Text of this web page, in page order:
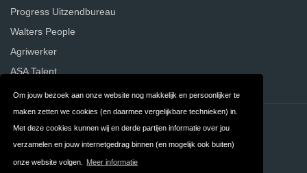
Om jouw bezoek aan onze website nog makkelijk en persoonlijker te
maken zetten we cookies (en daarmee vergelijkbare technieken) in.
Met deze cookies kunnen wij en derde partijen informatie over jou
verzamelen en jouw internetgedrag binnen (en mogelijk ook buiten)
onze website volgen. Meer informatie
Progress Uitzendbureau
Walters People
Agriwerker
ASA Talent
Contact Privacy
Algemene FAQ